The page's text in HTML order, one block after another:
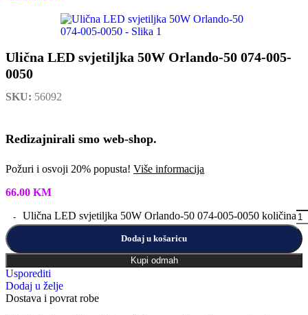
Ulična LED svjetiljka 50W Orlando-50 074-005-
0050
SKU: 56092
Redizajnirali smo web-shop.
Požuri i osvoji 20% popusta! Više informacija
66.00 KM
Ulična LED svjetiljka 50W Orlando-50 074-005-0050 količina
Dodaj u košaricu
Kupi odmah
Usporediti
Dodaj u želje
Dostava i povrat robe